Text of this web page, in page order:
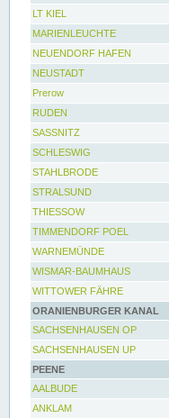
LT KIEL
MARIENLEUCHTE
NEUENDORF HAFEN
NEUSTADT
Prerow
RUDEN
SASSNITZ
SCHLESWIG
STAHLBRODE
STRALSUND
THIESSOW
TIMMENDORF POEL
WARNEMÜNDE
WISMAR-BAUMHAUS
WITTOWER FÄHRE
ORANIENBURGER KANAL
SACHSENHAUSEN OP
SACHSENHAUSEN UP
PEENE
AALBUDE
ANKLAM